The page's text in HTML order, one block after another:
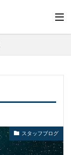
スタッフブログ